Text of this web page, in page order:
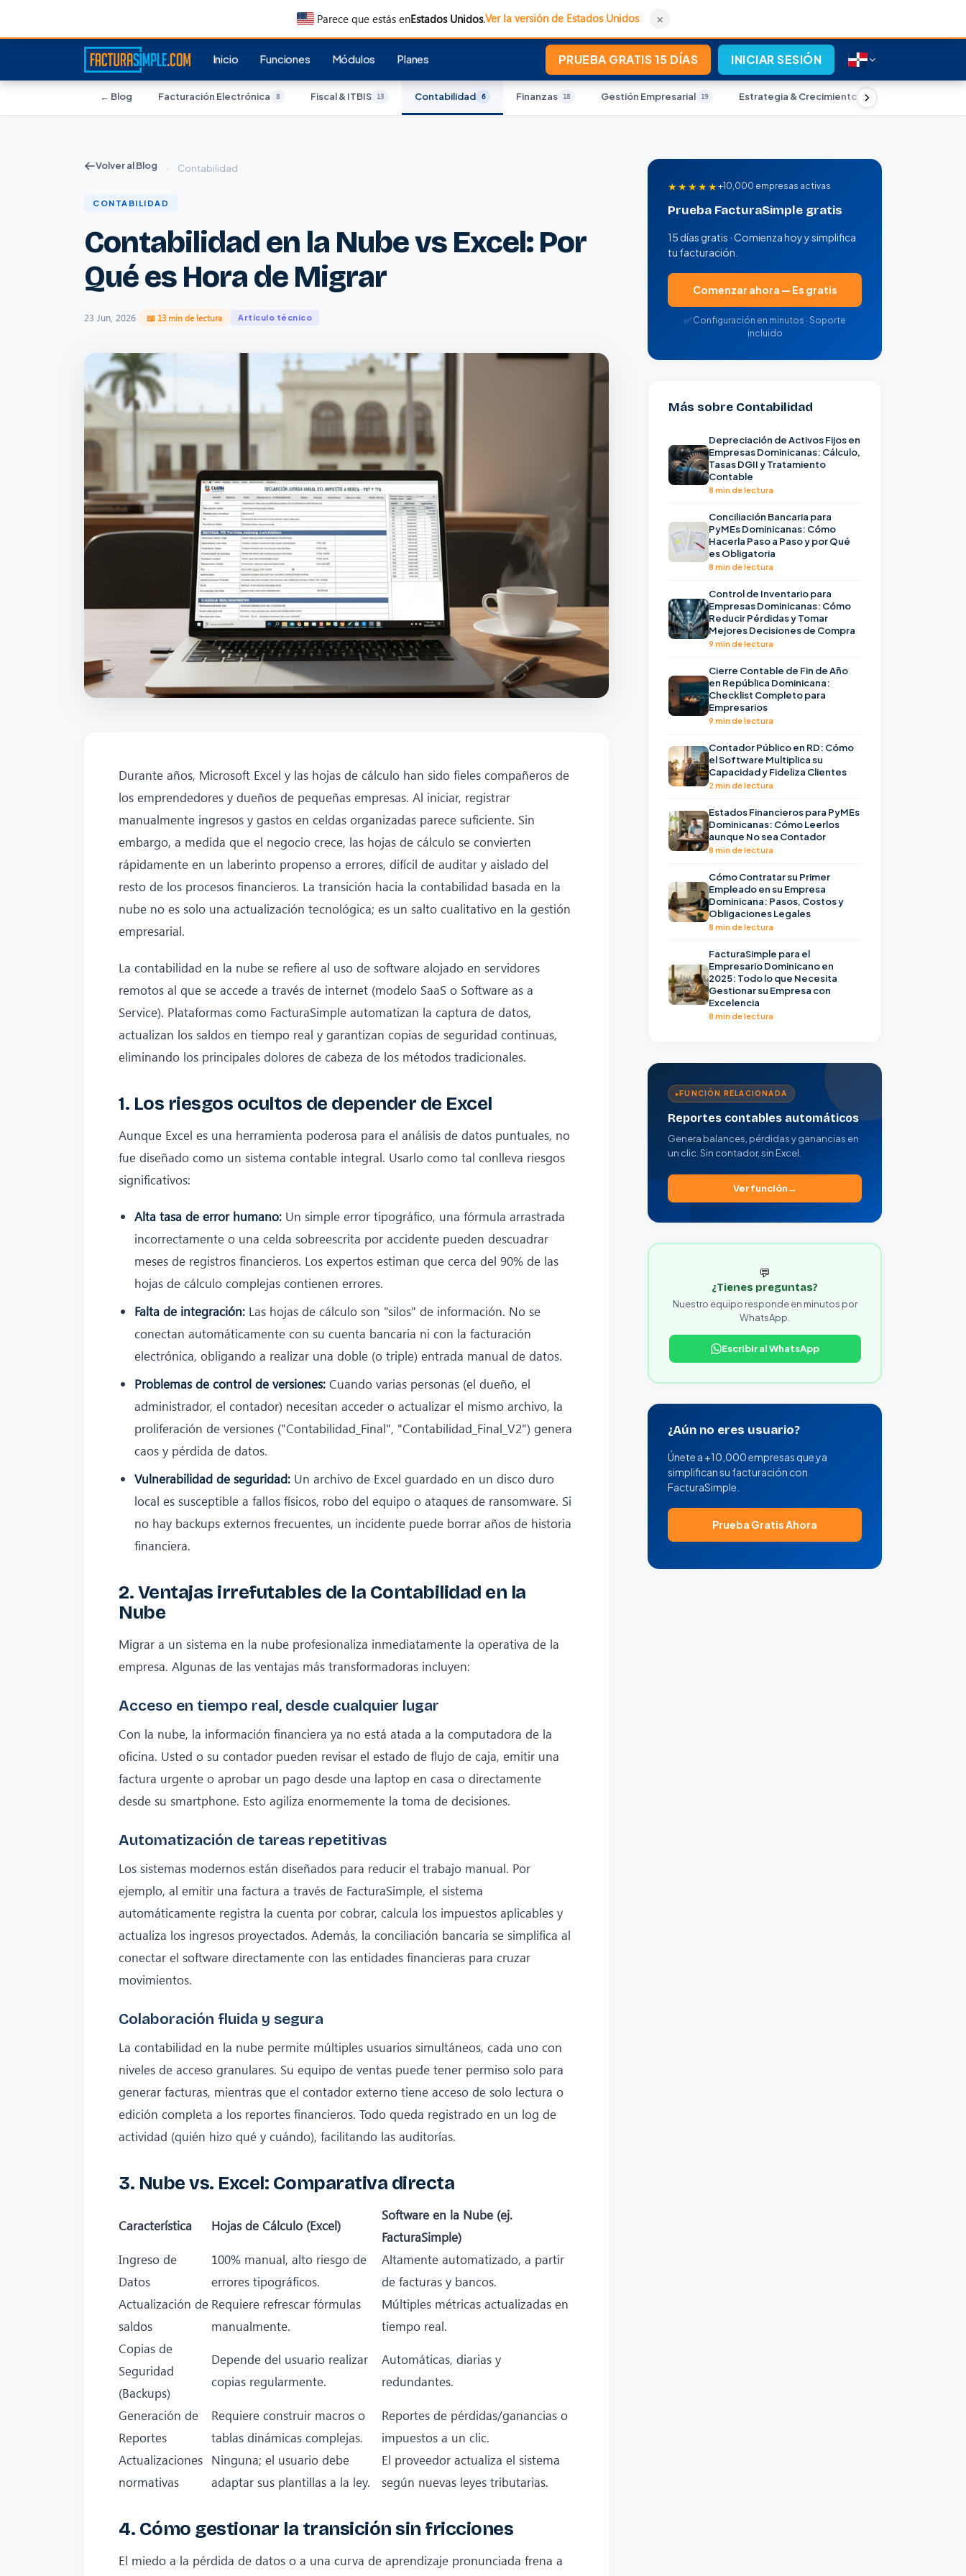
Parece que estás enEstados Unidos.Ver la versión de Estados Unidos ×
Inicio Funciones Módulos Planes PRUEBA GRATIS 15 DÍAS INICIAR SESIÓN
← Blog Facturación Electrónica 8 Fiscal & ITBIS 13 Contabilidad 6 Finanzas 18 Gestión Empresarial 19 Estrategia & Crecimiento 15
Volver al Blog › Contabilidad
CONTABILIDAD
Contabilidad en la Nube vs Excel: Por
Qué es Hora de Migrar
23 Jun, 2026· 📖 13 min de lectura Artículo técnico
Durante años, Microsoft Excel y las hojas de cálculo han sido fieles compañeros de
los emprendedores y dueños de pequeñas empresas. Al iniciar, registrar
manualmente ingresos y gastos en celdas organizadas parece suficiente. Sin
embargo, a medida que el negocio crece, las hojas de cálculo se convierten
rápidamente en un laberinto propenso a errores, difícil de auditar y aislado del
resto de los procesos financieros. La transición hacia la contabilidad basada en la
nube no es solo una actualización tecnológica; es un salto cualitativo en la gestión
empresarial.
La contabilidad en la nube se refiere al uso de software alojado en servidores
remotos al que se accede a través de internet (modelo SaaS o Software as a
Service). Plataformas como FacturaSimple automatizan la captura de datos,
actualizan los saldos en tiempo real y garantizan copias de seguridad continuas,
eliminando los principales dolores de cabeza de los métodos tradicionales.
1. Los riesgos ocultos de depender de Excel
Aunque Excel es una herramienta poderosa para el análisis de datos puntuales, no
fue diseñado como un sistema contable integral. Usarlo como tal conlleva riesgos
significativos:
Alta tasa de error humano: Un simple error tipográfico, una fórmula arrastrada
incorrectamente o una celda sobreescrita por accidente pueden descuadrar
meses de registros financieros. Los expertos estiman que cerca del 90% de las
hojas de cálculo complejas contienen errores.
Falta de integración: Las hojas de cálculo son "silos" de información. No se
conectan automáticamente con su cuenta bancaria ni con la facturación
electrónica, obligando a realizar una doble (o triple) entrada manual de datos.
Problemas de control de versiones: Cuando varias personas (el dueño, el
administrador, el contador) necesitan acceder o actualizar el mismo archivo, la
proliferación de versiones ("Contabilidad_Final", "Contabilidad_Final_V2") genera
caos y pérdida de datos.
Vulnerabilidad de seguridad: Un archivo de Excel guardado en un disco duro
local es susceptible a fallos físicos, robo del equipo o ataques de ransomware. Si
no hay backups externos frecuentes, un incidente puede borrar años de historia
financiera.
2. Ventajas irrefutables de la Contabilidad en la
Nube
Migrar a un sistema en la nube profesionaliza inmediatamente la operativa de la
empresa. Algunas de las ventajas más transformadoras incluyen:
Acceso en tiempo real, desde cualquier lugar
Con la nube, la información financiera ya no está atada a la computadora de la
oficina. Usted o su contador pueden revisar el estado de flujo de caja, emitir una
factura urgente o aprobar un pago desde una laptop en casa o directamente
desde su smartphone. Esto agiliza enormemente la toma de decisiones.
Automatización de tareas repetitivas
Los sistemas modernos están diseñados para reducir el trabajo manual. Por
ejemplo, al emitir una factura a través de FacturaSimple, el sistema
automáticamente registra la cuenta por cobrar, calcula los impuestos aplicables y
actualiza los ingresos proyectados. Además, la conciliación bancaria se simplifica al
conectar el software directamente con las entidades financieras para cruzar
movimientos.
Colaboración fluida y segura
La contabilidad en la nube permite múltiples usuarios simultáneos, cada uno con
niveles de acceso granulares. Su equipo de ventas puede tener permiso solo para
generar facturas, mientras que el contador externo tiene acceso de solo lectura o
edición completa a los reportes financieros. Todo queda registrado en un log de
actividad (quién hizo qué y cuándo), facilitando las auditorías.
3. Nube vs. Excel: Comparativa directa
Característica Hojas de Cálculo (Excel)
Software en la Nube (ej.
FacturaSimple)
Ingreso de
Datos
100% manual, alto riesgo de
errores tipográficos.
Altamente automatizado, a partir
de facturas y bancos.
Actualización de
saldos
Requiere refrescar fórmulas
manualmente.
Múltiples métricas actualizadas en
tiempo real.
Copias de
Seguridad
(Backups)
Depende del usuario realizar
copias regularmente.
Automáticas, diarias y
redundantes.
Generación de
Reportes
Requiere construir macros o
tablas dinámicas complejas.
Reportes de pérdidas/ganancias o
impuestos a un clic.
Actualizaciones
normativas
Ninguna; el usuario debe
adaptar sus plantillas a la ley.
El proveedor actualiza el sistema
según nuevas leyes tributarias.
4. Cómo gestionar la transición sin fricciones
El miedo a la pérdida de datos o a una curva de aprendizaje pronunciada frena a
★★★★★+10,000 empresas activas
Prueba FacturaSimple gratis
15 días gratis · Comienza hoy y simplifica
tu facturación.
Comenzar ahora — Es gratis
✅ Configuración en minutos · Soporte
incluido
Más sobre Contabilidad
Depreciación de Activos Fijos en
Empresas Dominicanas: Cálculo,
Tasas DGII y Tratamiento
Contable
8 min de lectura
Conciliación Bancaria para
PyMEs Dominicanas: Cómo
Hacerla Paso a Paso y por Qué
es Obligatoria
8 min de lectura
Control de Inventario para
Empresas Dominicanas: Cómo
Reducir Pérdidas y Tomar
Mejores Decisiones de Compra
9 min de lectura
Cierre Contable de Fin de Año
en República Dominicana:
Checklist Completo para
Empresarios
9 min de lectura
Contador Público en RD: Cómo
el Software Multiplica su
Capacidad y Fideliza Clientes
2 min de lectura
Estados Financieros para PyMEs
Dominicanas: Cómo Leerlos
aunque No sea Contador
8 min de lectura
Cómo Contratar su Primer
Empleado en su Empresa
Dominicana: Pasos, Costos y
Obligaciones Legales
8 min de lectura
FacturaSimple para el
Empresario Dominicano en
2025: Todo lo que Necesita
Gestionar su Empresa con
Excelencia
8 min de lectura
FUNCIÓN RELACIONADA
Reportes contables automáticos
Genera balances, pérdidas y ganancias en
un clic. Sin contador, sin Excel.
Ver función
💬
¿Tienes preguntas?
Nuestro equipo responde en minutos por
WhatsApp.
Escribir al WhatsApp
¿Aún no eres usuario?
Únete a +10,000 empresas que ya
simplifican su facturación con
FacturaSimple.
Prueba Gratis Ahora